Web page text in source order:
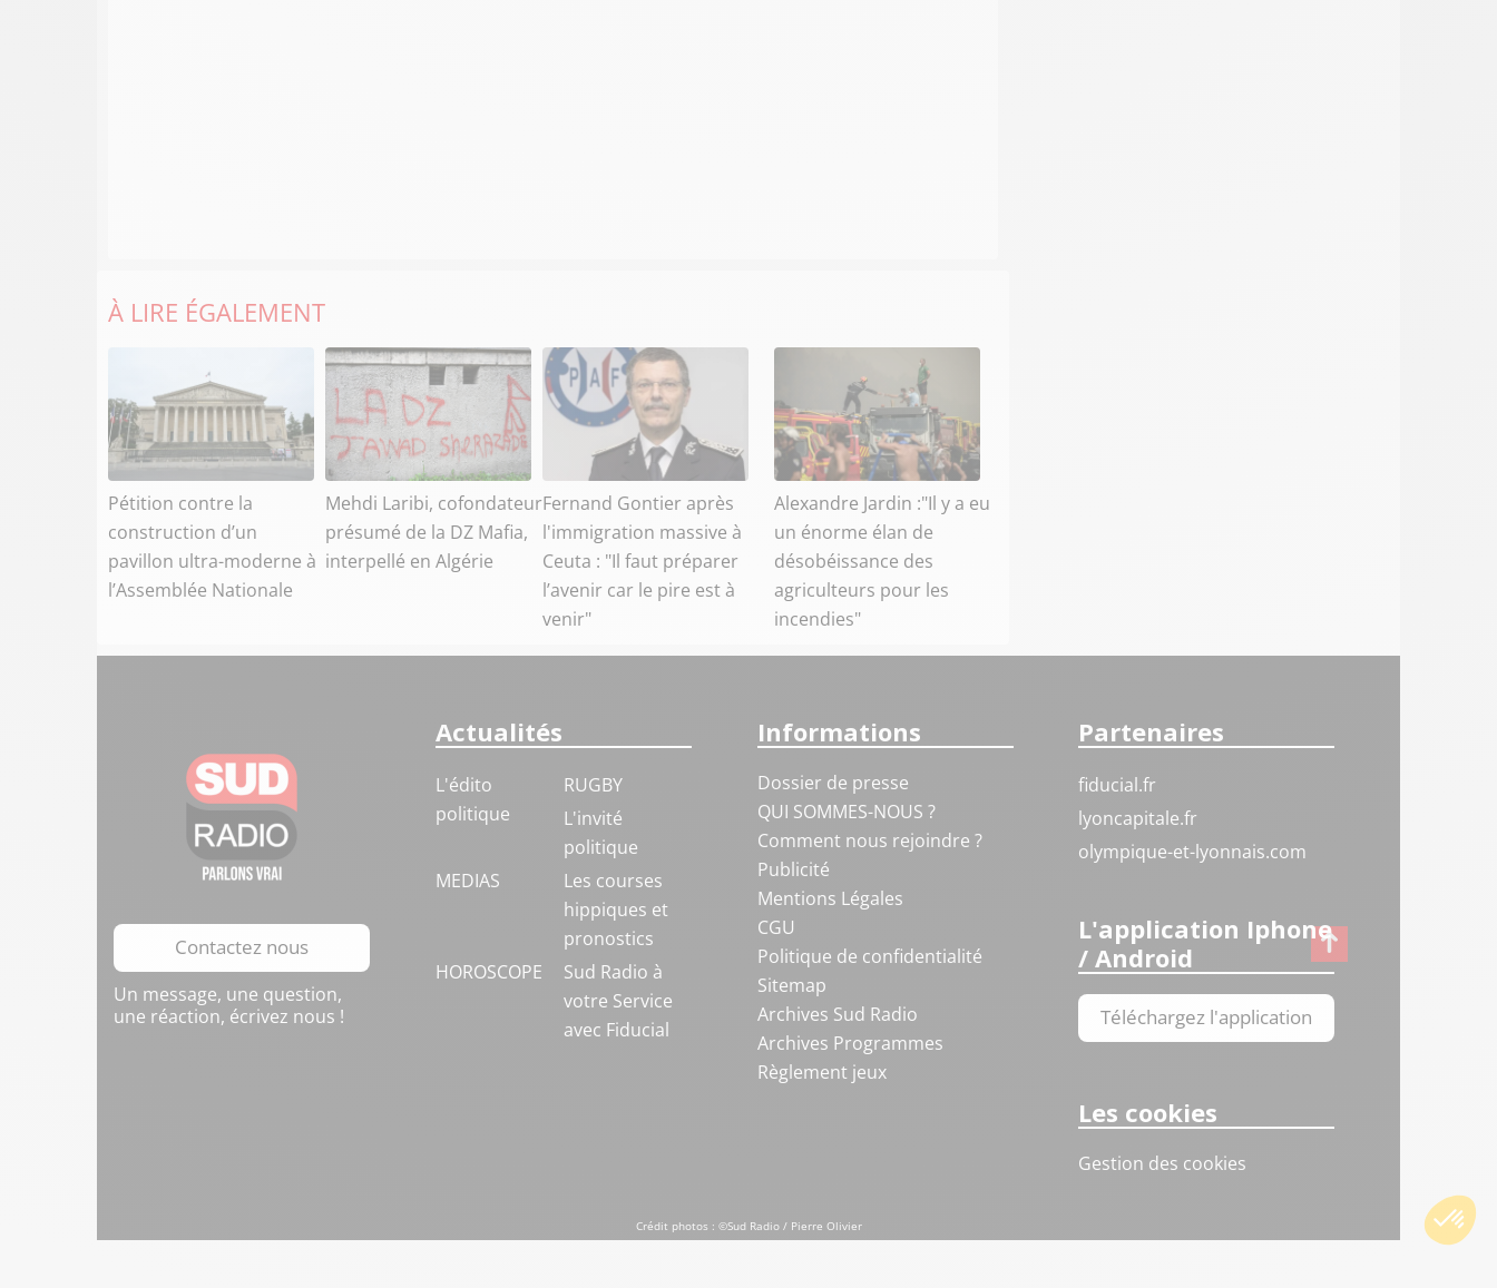
À LIRE ÉGALEMENT
Pétition contre la
construction d’un
pavillon ultra-moderne à
l’Assemblée Nationale
Mehdi Laribi, cofondateur
présumé de la DZ Mafia,
interpellé en Algérie
Fernand Gontier après
l'immigration massive à
Ceuta : "Il faut préparer
l’avenir car le pire est à
venir"
Alexandre Jardin :"Il y a eu
un énorme élan de
désobéissance des
agriculteurs pour les
incendies"
Contactez nous
Un message, une question,
une réaction, écrivez nous !
Actualités
L'édito
politique
RUGBY
L'invité
politique
MEDIAS
Les courses
hippiques et
pronostics
HOROSCOPE
Sud Radio à
votre Service
avec Fiducial
Informations
Dossier de presse
QUI SOMMES-NOUS ?
Comment nous rejoindre ?
Publicité
Mentions Légales
CGU
Politique de confidentialité
Sitemap
Archives Sud Radio
Archives Programmes
Règlement jeux
Partenaires
fiducial.fr
lyoncapitale.fr
olympique-et-lyonnais.com
L'application Iphone
/ Android
Téléchargez l'application
Les cookies
Gestion des cookies
Crédit photos : ©Sud Radio / Pierre Olivier